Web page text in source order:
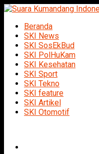
Beranda
SKI News
SKI SosEkBud
SKI PolHuKam
SKI Kesehatan
SKI Sport
SKI Tekno
SKI feature
SKI Artikel
SKI Otomotif